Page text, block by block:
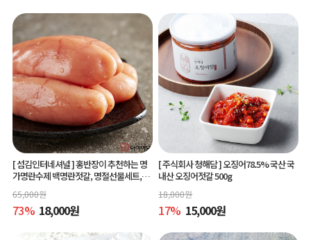
[ 섬김인터네셔널 ]홍반장이 추천하는 명
가명란수제 백명란젓갈, 명절선물세트,공
65,000원
73% 18,000원
[ 주식회사 청해담 ]오징어78.5% 국산 국
내산 오징어젓갈 500g
18,000원
17% 15,000원